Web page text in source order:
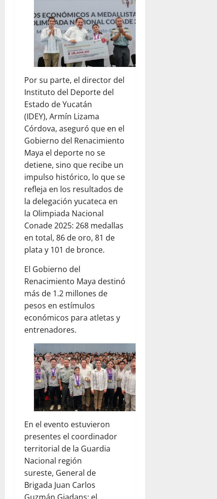
Por su parte, el director del
Instituto del Deporte del
Estado de Yucatán
(IDEY), Armín Lizama
Córdova, aseguró que en el
Gobierno del Renacimiento
Maya el deporte no se
detiene, sino que recibe un
impulso histórico, lo que se
refleja en los resultados de
la delegación yucateca en
la Olimpiada Nacional
Conade 2025: 268 medallas
en total, 86 de oro, 81 de
plata y 101 de bronce.
El Gobierno del
Renacimiento Maya destinó
más de 1.2 millones de
pesos en estímulos
económicos para atletas y
entrenadores.
En el evento estuvieron
presentes el coordinador
territorial de la Guardia
Nacional región
sureste, General de
Brigada Juan Carlos